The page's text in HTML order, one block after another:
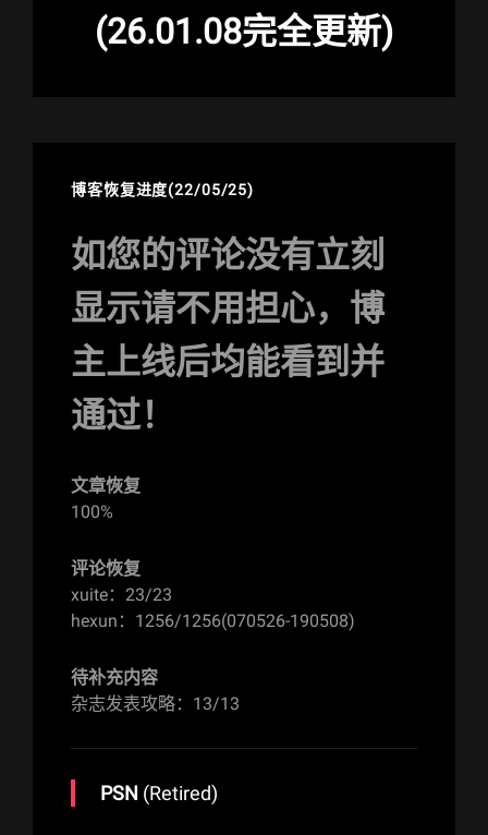
(26.01.08完全更新)
博客恢复进度(22/05/25)
如您的评论没有立刻
显示请不用担心，博
主上线后均能看到并
通过！
文章恢复
100%
评论恢复
xuite：23/23
hexun：1256/1256(070526-190508)
待补充内容
杂志发表攻略：13/13
PSN (Retired)